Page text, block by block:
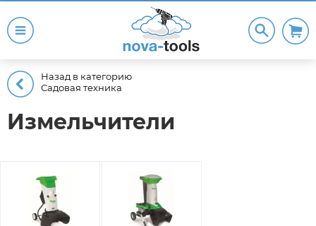
Назад в категорию
Садовая техника
Измельчители